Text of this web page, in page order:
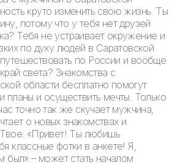
круто изменить свою жизнь. Ты
потому что у тебя нет друзей
Тебя не устраивает окружение и
по духу людей в Саратовской
по России и вообще
света? Знакомства с
области бесплатно помогут
планы и осуществить мечты. Только
точно так же скучает мужчина,
о новых знакомствах и
Твое: «Привет! Ты любишь
классные фотки в анкете! Я,
был» – может стать началом